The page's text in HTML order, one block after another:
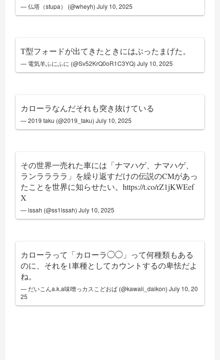
— 仏塔（stupa） (@wheyh)July 10, 2025
T型フォードが出てきたときにはぶったまげた。
— 電気羊ふにふに (@Sv52KrQ0oR1C3YQ)July 10, 2025
カローラなんだそれも突き抜けている
— 2019 taku (@2019_taku)July 10, 2025
その世界一売れた車には「ナマハゲ、ナマハゲ、
ランララララ」を繰り返すだけの伝説のCMがあっ
たことを世界に知らせたい。https://t.co/rZ1jKWEef
X
— lssah (@ss1lssah)July 10, 2025
カローラって「カローラ◯◯」って何種類もある
のに、それを1車種としてカウントするの卑怯だよ
ね。
— だいこんa.k.a味噌っカスこどおば (@kawaii_daikon)July 10, 20
25